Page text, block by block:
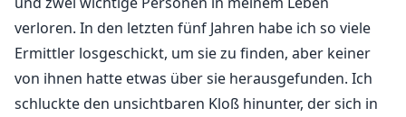
verloren. In den letzten fünf Jahren habe ich so viele
Ermittler losgeschickt, um sie zu finden, aber keiner
von ihnen hatte etwas über sie herausgefunden. Ich
schluckte den unsichtbaren Kloß hinunter, der sich in